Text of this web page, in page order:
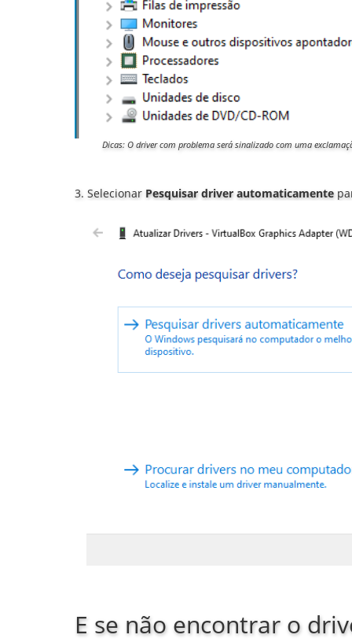
Dicas: O driver com problema será sinalizado com uma
3. Selecionar Pesquisar driver automaticamente
E se não encontrar o